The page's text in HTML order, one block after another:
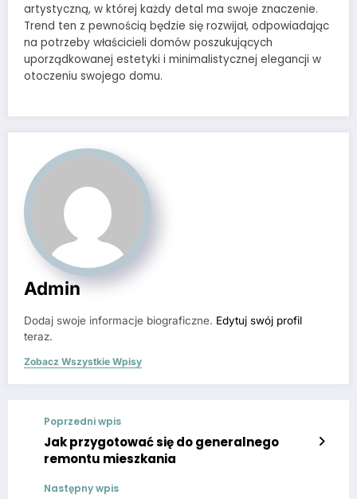
artystyczną, w której każdy detal ma swoje znaczenie.
Trend ten z pewnością będzie się rozwijał, odpowiadając
na potrzeby właścicieli domów poszukujących
uporządkowanej estetyki i minimalistycznej elegancji w
otoczeniu swojego domu.
Admin
Dodaj swoje informacje biograficzne. Edytuj swój profil
teraz.
Zobacz Wszystkie Wpisy
Poprzedni wpis
Jak przygotować się do generalnego
remontu mieszkania
Następny wpis